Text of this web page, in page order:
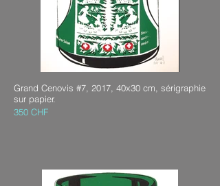
Grand Cenovis #7, 2017, 40x30 cm, sérigraphie
sur papier.
350 CHF